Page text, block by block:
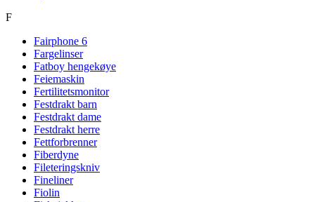
F
Fairphone 6
Fargelinser
Fatboy hengekøye
Feiemaskin
Fertilitetsmonitor
Festdrakt barn
Festdrakt dame
Festdrakt herre
Fettforbrenner
Fiberdyne
Fileteringskniv
Fineliner
Fiolin